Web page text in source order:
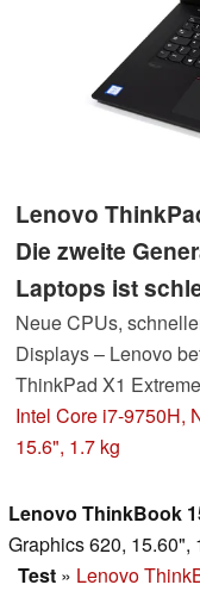
Lenovo
Die zweite
Laptops ist
Neue CPUs,
Displays – Lenovo
ThinkPad X1
Veränderungen am
Notebook mit dem
X1 Extreme doch
Intel Core i7-9750H,
15.6", 1.7 kg
Lenovo ThinkBook
Graphics 620, 15.60",
Test » Lenovo